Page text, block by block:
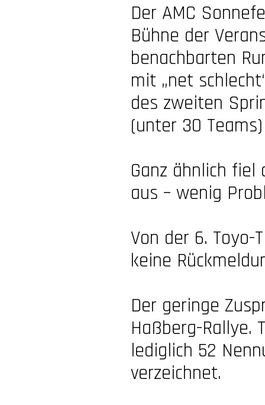
Der AMC
Bühne der
benachbarten
mit „net
des zweiten
(unter 30
Ganz ähnlich fiel
aus – wenig
Von der 6. Toyo-
keine
Der geringe
Haßberg-Rallye.
lediglich 52
verzeichnet.